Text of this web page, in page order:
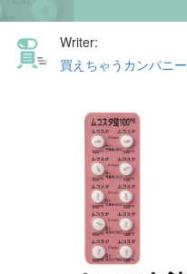
Writer:
買えちゃうカンパニー